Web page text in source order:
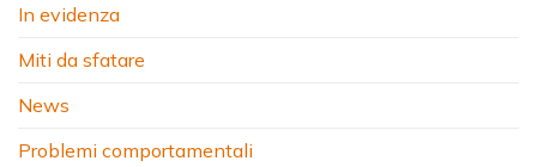
In evidenza
Miti da sfatare
News
Problemi comportamentali